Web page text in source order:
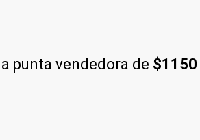
punta vendedora de $1150